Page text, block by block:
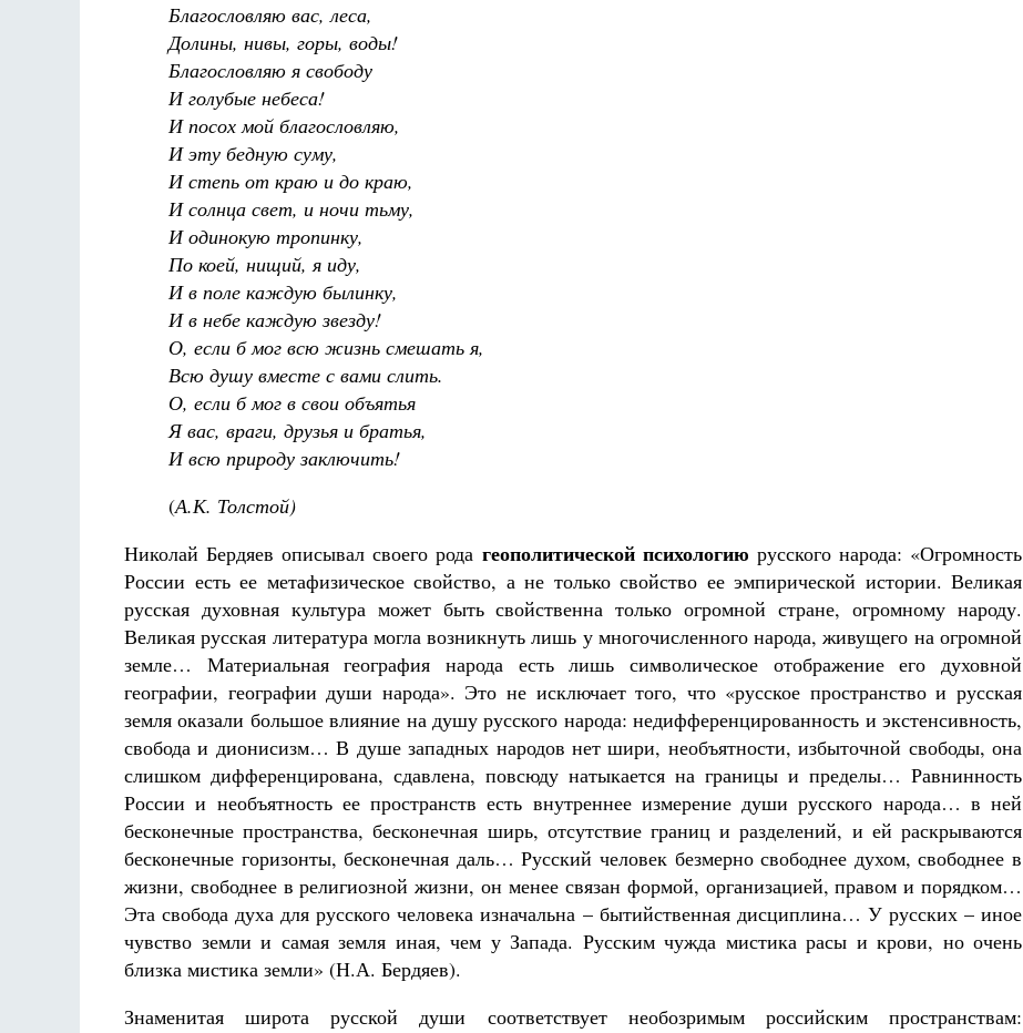
Благословляю вас, леса,
Долины, нивы, горы, воды!
Благословляю я свободу
И голубые небеса!
И посох мой благословляю,
И эту бедную суму,
И степь от краю и до краю,
И солнца свет, и ночи тьму,
И одинокую тропинку,
По коей, нищий, я иду,
И в поле каждую былинку,
И в небе каждую звезду!
О, если б мог всю жизнь смешать я,
Всю душу вместе с вами слить.
О, если б мог в свои объятья
Я вас, враги, друзья и братья,
И всю природу заключить!
(А.К. Толстой)
Николай Бердяев описывал своего рода геополитической психологию русского народа: «Огромность
России есть ее метафизическое свойство, а не только свойство ее эмпирической истории. Великая
русская духовная культура может быть свойственна только огромной стране, огромному народу.
Великая русская литература могла возникнуть лишь у многочисленного народа, живущего на огромной
земле… Материальная география народа есть лишь символическое отображение его духовной
географии, географии души народа». Это не исключает того, что «русское пространство и русская
земля оказали большое влияние на душу русского народа: недифференцированность и экстенсивность,
свобода и дионисизм… В душе западных народов нет шири, необъятности, избыточной свободы, она
слишком дифференцирована, сдавлена, повсюду натыкается на границы и пределы… Равнинность
России и необъятность ее пространств есть внутреннее измерение души русского народа… в ней
бесконечные пространства, бесконечная ширь, отсутствие границ и разделений, и ей раскрываются
бесконечные горизонты, бесконечная даль… Русский человек безмерно свободнее духом, свободнее в
жизни, свободнее в религиозной жизни, он менее связан формой, организацией, правом и порядком…
Эта свобода духа для русского человека изначальна – бытийственная дисциплина… У русских – иное
чувство земли и самая земля иная, чем у Запада. Русским чужда мистика расы и крови, но очень
близка мистика земли» (Н.А. Бердяев).
Знаменитая широта русской души соответствует необозримым российским пространствам: